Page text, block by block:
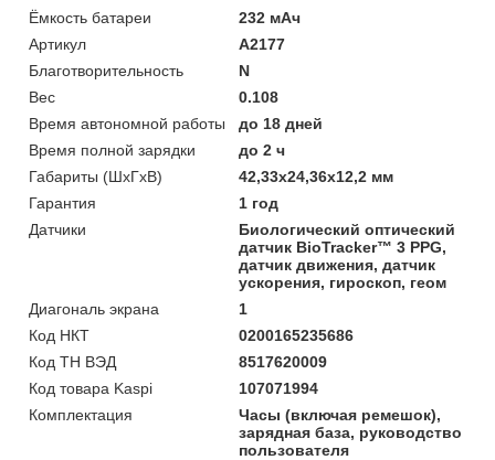
Ёмкость батареи
232 мАч
Артикул
A2177
Благотворительность
N
Вес
0.108
Время автономной работы
до 18 дней
Время полной зарядки
до 2 ч
Габариты (ШхГхВ)
42,33x24,36x12,2 мм
Гарантия
1 год
Датчики
Биологический оптический
датчик BioTracker™ 3 PPG,
датчик движения, датчик
ускорения, гироскоп, геом
Диагональ экрана
1
Код НКТ
0200165235686
Код ТН ВЭД
8517620009
Код товара Kaspi
107071994
Комплектация
Часы (включая ремешок),
зарядная база, руководство
пользователя